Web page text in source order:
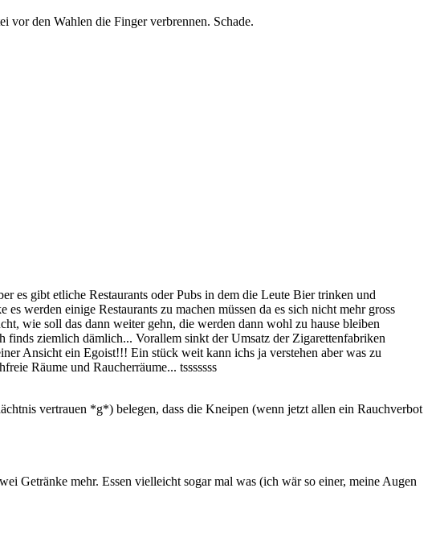
vor den Wahlen die Finger verbrennen. Schade.
es gibt etliche Restaurants oder Pubs in dem die Leute Bier trinken und
werden einige Restaurants zu machen müssen da es sich nicht mehr gross
wie soll das dann weiter gehn, die werden dann wohl zu hause bleiben
ziemlich dämlich... Vorallem sinkt der Umsatz der Zigarettenfabriken
Ansicht ein Egoist!!! Ein stück weit kann ichs ja verstehen aber was zu
Räume und Raucherräume... tsssssss
vertrauen *g*) belegen, dass die Kneipen (wenn jetzt allen ein Rauchverbot
Getränke mehr. Essen vielleicht sogar mal was (ich wär so einer, meine Augen